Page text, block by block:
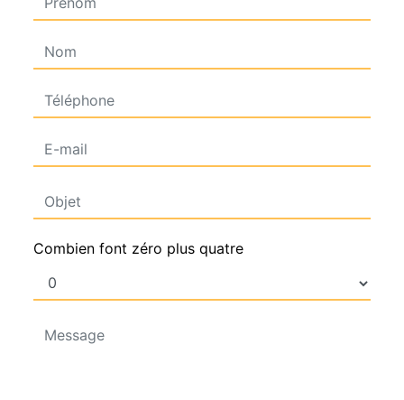
Combien font zéro plus quatre